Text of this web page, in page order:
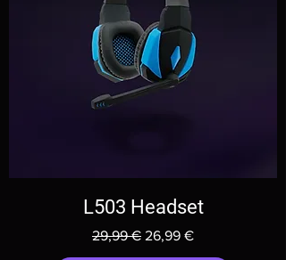
L503 Headset
Standardpreis
29,99 € Sale-Preis
26,99 €